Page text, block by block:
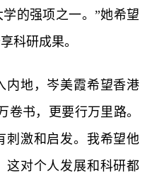
的强项之一。”她希望
科研成果。
地，岑美霞希望香港
卷书，更要行万里路。
刺激和启发。我希望他
这对个人发展和科研都